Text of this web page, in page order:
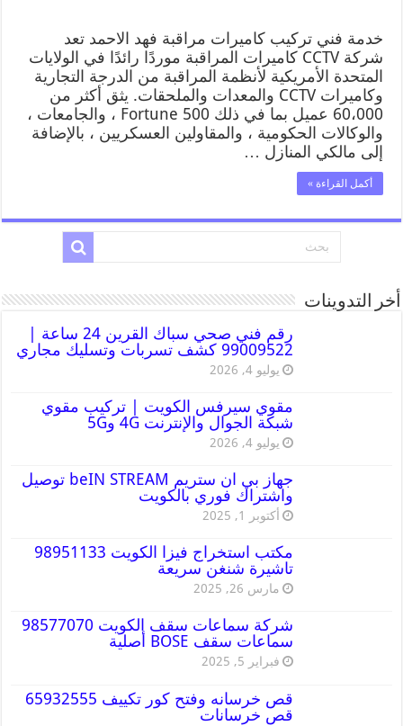
خدمة فني تركيب كاميرات مراقبة فهد الاحمد تعد
شركة CCTV كاميرات المراقبة موردًا رائدًا في الولايات
المتحدة الأمريكية لأنظمة المراقبة من الدرجة التجارية
وكاميرات CCTV والمعدات والملحقات. يثق أكثر من
60،000 عميل بما في ذلك Fortune 500 ، والجامعات ،
والوكالات الحكومية ، والمقاولين العسكريين ، بالإضافة
إلى مالكي المنازل …
أكمل القراءة »
أخر التدوينات
رقم فني صحي سباك القرين 24 ساعة |
99009522 كشف تسربات وتسليك مجاري
يوليو 4, 2026
مقوي سيرفس الكويت | تركيب مقوي
شبكة الجوال والإنترنت 4G و5G
يوليو 4, 2026
جهاز بي ان ستريم beIN STREAM توصيل
واشتراك فوري بالكويت
أكتوبر 1, 2025
مكتب استخراج فيزا الكويت 98951133
تاشيرة شنغن سريعة
مارس 26, 2025
شركة سماعات سقف الكويت 98577070
سماعات سقف BOSE أصلية
فبراير 5, 2025
قص خرسانه وفتح كور تكييف 65932555
قص خرسانات